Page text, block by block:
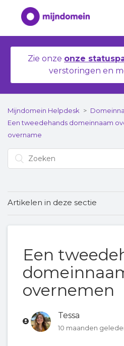
Zie onze onze
verstoringen en
Mijndomein Helpdesk
Een tweedehands domeinnaam
overname
Artikelen in deze sectie
⭐ Marktregels
Wat is een tweedehands
Een tweedehands
Een
overnemen
Tessa
10 maanden